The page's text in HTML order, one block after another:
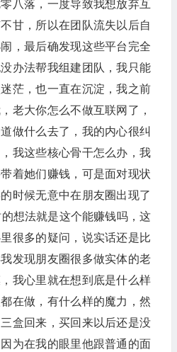
八落，一度导致我想放弃互
甘，所以在团队流失以后自
，最后确发现这些平台完全
办法帮我组建团队，我只能
茫，也一直在沉淀，我之前
老大你怎么不做互联网了，
做什么去了，我的内心很纠
我这些核心骨干怎么办，我
着她们赚钱，可是面对现状
时候无意中在朋友圈出现了
想法就是这个能赚钱吗，这
很多的疑问，说实话还是比
发现朋友圈很多做实体的老
我心里就在想到底是什么样
在做，有什么样的魔力，然
盒回来，买回来以后还是没
为在我的眼里他跟普通的面